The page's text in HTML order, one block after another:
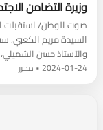
وزيرة التضامن
صوت الوطن/ استقبلت
السيدة مريم الكعبي،
والأستاذ حسن
2024-01-24 • محرر